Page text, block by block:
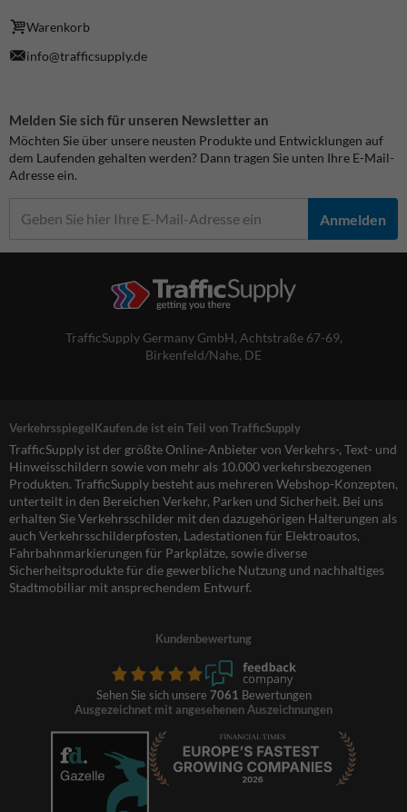
Warenkorb
info@trafficsupply.de
Melden Sie sich für unseren Newsletter an
Möchten Sie über unsere neusten Produkte und Entwicklungen auf
dem Laufenden gehalten werden? Dann tragen Sie unten Ihre E-Mail-
Adresse ein.
Anmelden
TrafficSupply Germany GmbH, Achtstraße 67-69,
Birkenfeld/Nahe, DE
VerkehrsspiegelKaufen.de ist ein Teil von TrafficSupply
TrafficSupply ist der größte Online-Anbieter von Verkehrs-, Text- und
Hinweisschildern sowie von mehr als 10.000 verkehrsbezogenen
Produkten. TrafficSupply besteht aus mehreren Webshop-Konzepten,
unterteilt in den Bereichen Verkehr, Parken und Sicherheit. Bei uns
erhalten Sie Verkehrsschilder mit den dazugehörigen Halterungen als
auch Verkehrsschilderpfosten, Ladestationen für Elektroautos,
Fahrbahnmarkierungen für Parkplätze, sowie diverse
Sicherheitsprodukte für die gewerbliche Nutzung und nachhaltiges
Stadtmobiliar mit ansprechendem Entwurf.
Kundenbewertung
Sehen Sie sich unsere 7061 Bewertungen
Ausgezeichnet mit angesehenen Auszeichnungen